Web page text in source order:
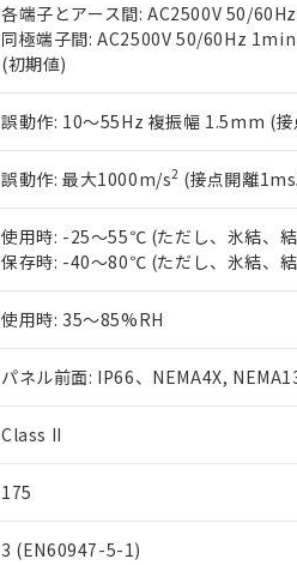
各端子とアース間: AC2500V 50/
同極端子間: AC2500V 50/60Hz
(初期値)
誤動作: 10～55Hz 複振幅 1.5mm (
誤動作: 最大1000m/s2 (接点開離
使用時: -25～55℃ (ただし、氷結、
保存時: -40～80℃ (ただし、氷結、
使用時: 35～85%RH
パネル前面: IP66、NEMA4X,
Class II
175
3 (EN60947-5-1)